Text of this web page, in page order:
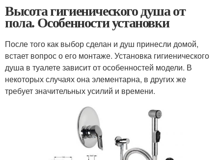
Высота гигиенического душа от
пола. Особенности установки
После того как выбор сделан и душ принесли домой,
встает вопрос о его монтаже. Установка гигиенического
душа в туалете зависит от особенностей модели. В
некоторых случаях она элементарна, в других же
требует значительных усилий и времени.